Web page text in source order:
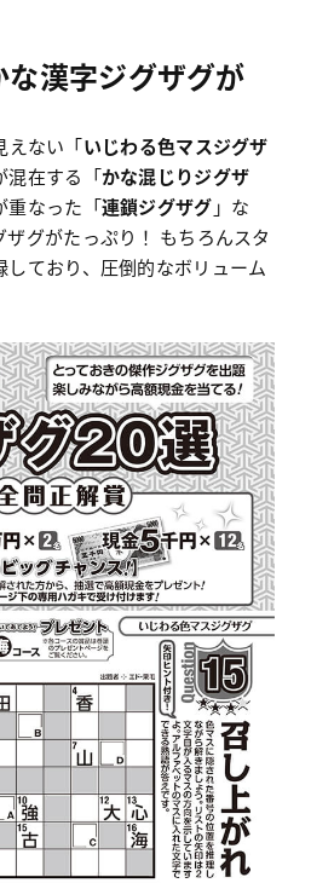
漢字ジグザグが
えない「いじわる色マスジグザ
混在する「かな混じりジグザ
重なった「連鎖ジグザグ 」な
グがたっぷり！ もちろんスタ
ており、圧倒的なボリューム